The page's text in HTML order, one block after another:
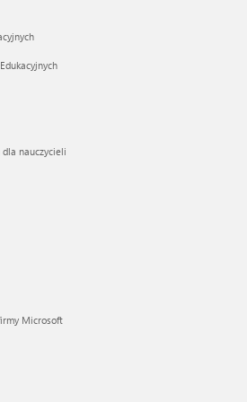
nauczycieli
Microsoft